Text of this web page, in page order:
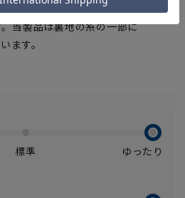
リサイクルにより、ペットボトル
当製品は裏地の糸の一部に
ます。
標準 ゆったり